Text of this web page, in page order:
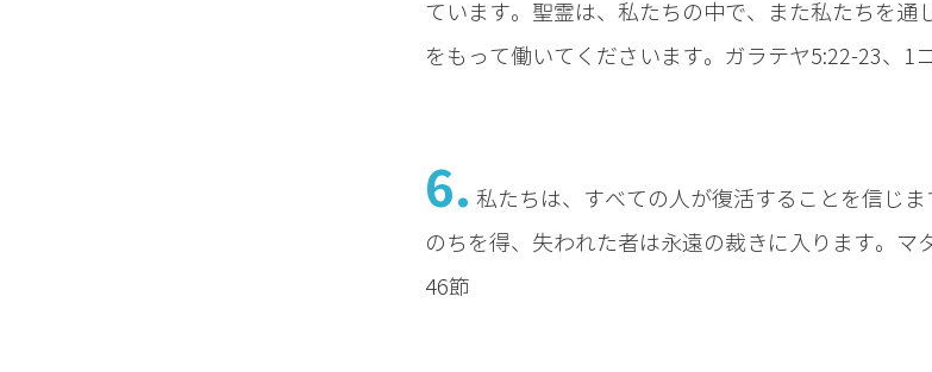
ています。聖霊は、私たちの中で、また私たちを通
をもって働いてくださいます。ガラテヤ5:22-23、1
6. 私たちは、すべての人が復活することを信じ
のちを得、失われた者は永遠の裁きに入ります。マ
46節